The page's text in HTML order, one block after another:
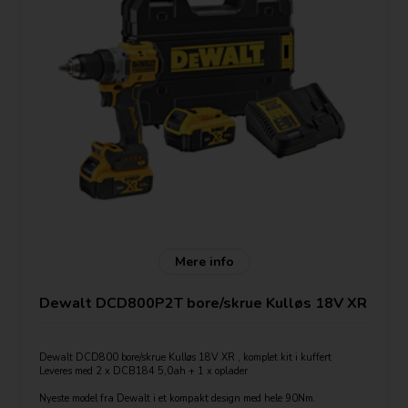
Mere info
Dewalt DCD800P2T bore/skrue Kulløs 18V XR
Dewalt DCD800 bore/skrue Kulløs 18V XR , komplet kit i kuffert
Leveres med 2 x DCB184 5,0ah + 1 x oplader
Nyeste model fra Dewalt i et kompakt design med hele 90Nm.